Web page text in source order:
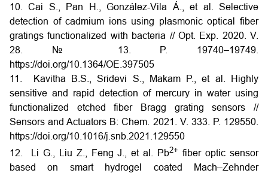
10. Cai S., Pan H., González-Vila Á., et al. Selective
detection of cadmium ions using plasmonic optical fiber
gratings functionalized with bacteria // Opt. Exp. 2020. V.
28. № 13. P. 19740–19749.
https://doi.org/10.1364/OE.397505
11. Kavitha B.S., Sridevi S., Makam P., et al. Highly
sensitive and rapid detection of mercury in water using
functionalized etched fiber Bragg grating sensors //
Sensors and Actuators B: Chem. 2021. V. 333. P. 129550.
https://doi.org/10.1016/j.snb.2021.129550
12. Li G., Liu Z., Feng J., et al. Pb2+ fiber optic sensor
based on smart hydrogel coated Mach–Zehnder